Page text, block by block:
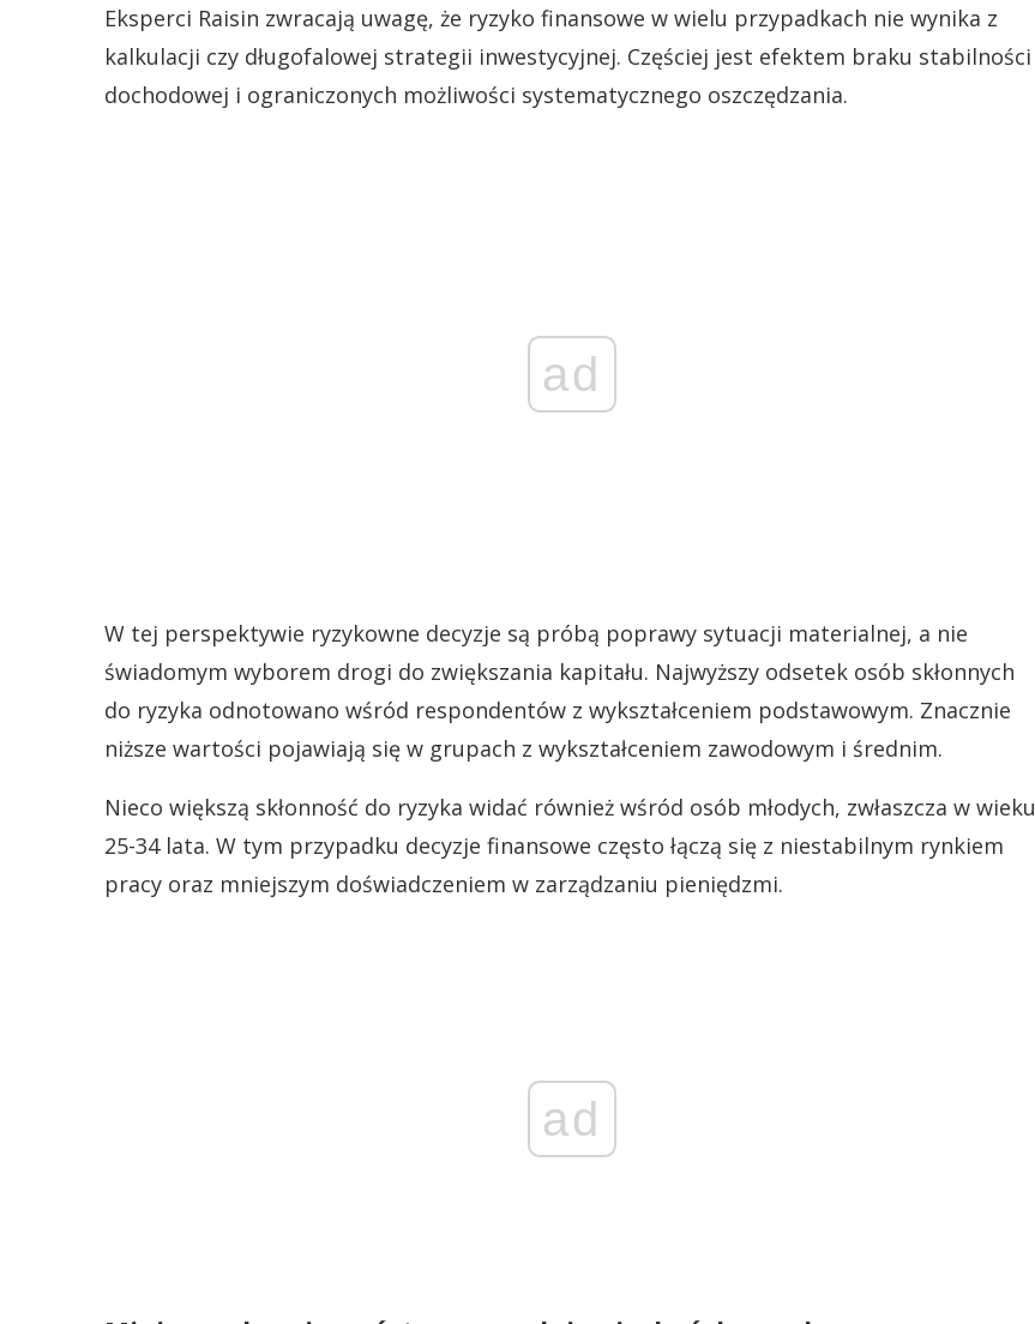
Eksperci Raisin zwracają uwagę, że ryzyko finansowe w wielu przypadkach nie wynika z
kalkulacji czy długofalowej strategii inwestycyjnej. Częściej jest efektem braku stabilności
dochodowej i ograniczonych możliwości systematycznego oszczędzania.
ad
W tej perspektywie ryzykowne decyzje są próbą poprawy sytuacji materialnej, a nie
świadomym wyborem drogi do zwiększania kapitału. Najwyższy odsetek osób skłonnych
do ryzyka odnotowano wśród respondentów z wykształceniem podstawowym. Znacznie
niższe wartości pojawiają się w grupach z wykształceniem zawodowym i średnim.
Nieco większą skłonność do ryzyka widać również wśród osób młodych, zwłaszcza w wieku
25-34 lata. W tym przypadku decyzje finansowe często łączą się z niestabilnym rynkiem
pracy oraz mniejszym doświadczeniem w zarządzaniu pieniędzmi.
ad